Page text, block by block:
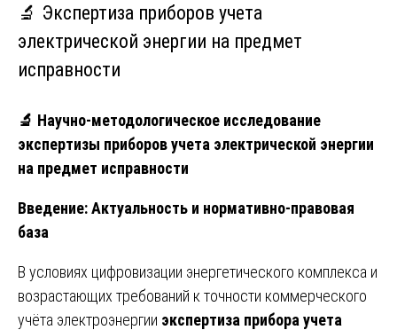
🔬 Экспертиза приборов учета
электрической энергии на предмет
исправности
🔬 Научно-методологическое исследование
экспертизы приборов учета электрической энергии
на предмет исправности
Введение: Актуальность и нормативно-правовая
база
В условиях цифровизации энергетического комплекса и
возрастающих требований к точности коммерческого
учёта электроэнергии экспертиза прибора учета